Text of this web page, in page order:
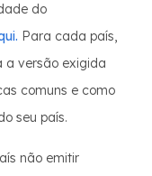
do
Para cada país,
a versão exigida
comuns e como
seu país.
não emitir